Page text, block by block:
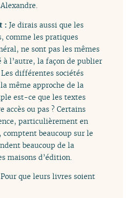
Alexandre.
:Je dirais aussi que les
comme les pratiques
ne sont pas les mêmes
à l’autre, la façon de publier
différentes sociétés
même approche de la
est-ce que les textes
accès ou pas ? Certains
particulièrement en
comptent beaucoup sur le
beaucoup de la
maisons d’édition.
Pour que leurs livres soient